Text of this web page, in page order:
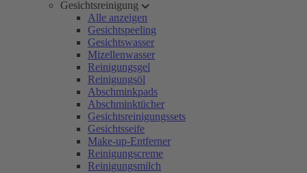
Gesichtsreinigung
Alle anzeigen
Gesichtspeeling
Gesichtswasser
Mizellenwasser
Reinigungsgel
Reinigungsöl
Abschminkpads
Abschminktücher
Gesichtsreinigungssets
Gesichtsseife
Make-up-Entferner
Reinigungscreme
Reinigungsmilch